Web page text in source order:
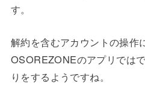
す。
解約を含むアカウントの操作
OSOREZONEのアプリでは
りをするようですね。